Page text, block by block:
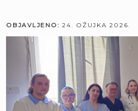
OBJAVLJENO: 24. OŽUJKA 2026.